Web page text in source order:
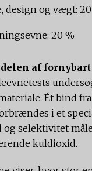
design og vægt:
20 %
af
Ét bind
i et
selektivitet
kuldioxid.